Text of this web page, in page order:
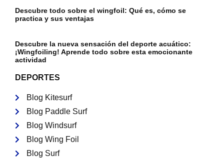
Descubre todo sobre el wingfoil: Qué es, cómo se
practica y sus ventajas
Descubre la nueva sensación del deporte acuático:
¡Wingfoiling! Aprende todo sobre esta emocionante
actividad
DEPORTES
Blog Kitesurf
Blog Paddle Surf
Blog Windsurf
Blog Wing Foil
Blog Surf